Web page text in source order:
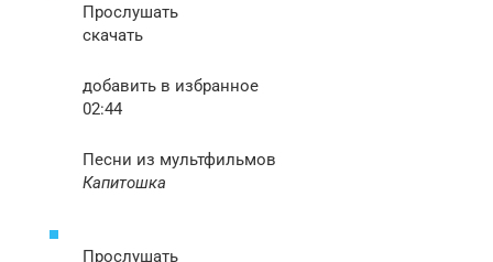
Прослушать
скачать
добавить в избранное
02:44
Песни из мультфильмов
Капитошка
Прослушать